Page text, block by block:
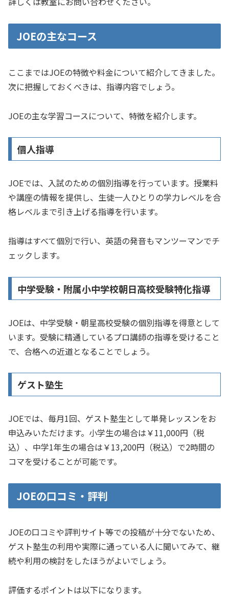
JOEの主なコース
ここまではJOEの特徴や料金について紹介してきました。
次に把握しておくべきは、指導内容でしょう。
JOEの主な学習コースについて、特徴を紹介します。
個人指導
JOEでは、入試のための個別指導を行っています。授業料
や講座の情報を提供し、生徒一人ひとりの学力レベルを合
格レベルまで引き上げる指導を行います。
指導はすべて個別で行い、英語の発音もマンツーマンでチ
ェックします。
中学受験・附属小中学校朝日高校受験特化指導
JOEは、中学受験・朝星高校受験の個別指導を得意として
います。受験に精通しているプロ講師の指導を受けること
で、合格への近道となることでしょう。
ゲスト塾生
JOEでは、毎月1回、ゲスト塾生として単発レッスンをお
申込みいただけます。小学生の場合は￥11,000円（税
込）、中学1年生の場合は￥13,200円（税込）で2時間の
コマを受けることが可能です。
JOEの口コミ・評判
JOEの口コミや評判サイト等での投稿が十分でないため、
ゲスト塾生の利用や実際に通っている人に聞いてみて、継
続や利用の検討をしたほうがよいでしょう。
評価するポイントは以下になります。